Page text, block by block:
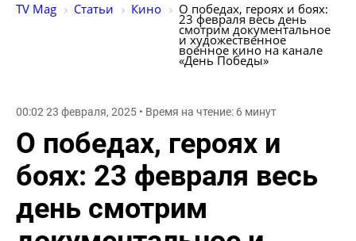
TV Mag Статьи Кино О победах, героях и боях:
23 февраля весь день
смотрим документальное
и художественное
военное кино на канале
«День Победы»
00:02 23 февраля, 2025 • Время на чтение: 6 минут
О победах, героях и
боях: 23 февраля весь
день смотрим